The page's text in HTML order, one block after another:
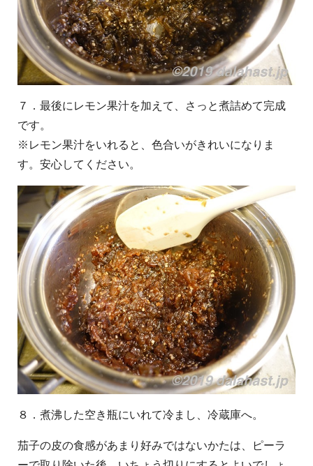
７．最後にレモン果汁を加えて、さっと煮詰めて完成
です。
※レモン果汁をいれると、色合いがきれいになりま
す。安心してください。
８．煮沸した空き瓶にいれて冷まし、冷蔵庫へ。
茄子の皮の食感があまり好みではないかたは、ピーラ